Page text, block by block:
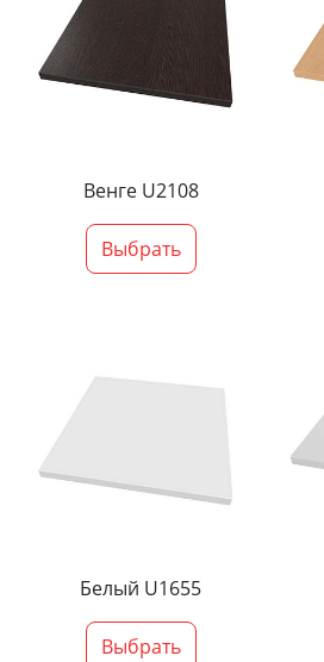
Венге U2108
Выбрать
Белый U1655
Выбрать